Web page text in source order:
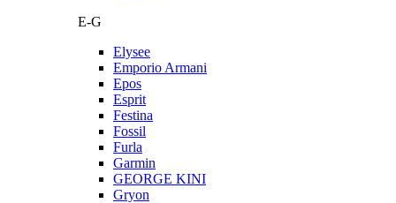
E-G
Elysee
Emporio Armani
Epos
Esprit
Festina
Fossil
Furla
Garmin
GEORGE KINI
Gryon